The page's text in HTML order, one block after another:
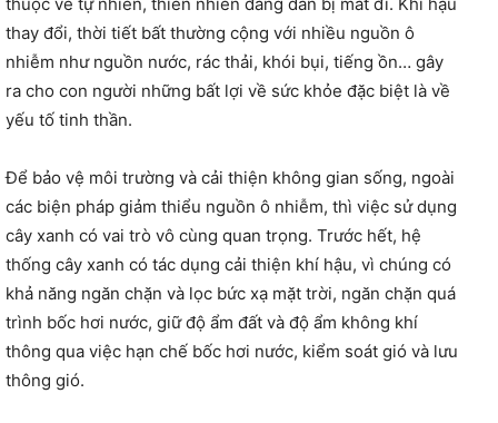
thay đổi, thời tiết bất thường cộng với nhiều nguồn ô
nhiễm như nguồn nước, rác thải, khói bụi, tiếng ồn… gây
ra cho con người những bất lợi về sức khỏe đặc biệt là về
yếu tố tinh thần.
Để bảo vệ môi trường và cải thiện không gian sống, ngoài
các biện pháp giảm thiểu nguồn ô nhiễm, thì việc sử dụng
cây xanh có vai trò vô cùng quan trọng. Trước hết, hệ
thống cây xanh có tác dụng cải thiện khí hậu, vì chúng có
khả năng ngăn chặn và lọc bức xạ mặt trời, ngăn chặn quá
trình bốc hơi nước, giữ độ ẩm đất và độ ẩm không khí
thông qua việc hạn chế bốc hơi nước, kiểm soát gió và lưu
thông gió.